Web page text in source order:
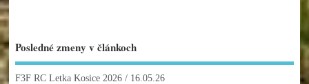
Posledné zmeny v článkoch
F3F RC Letka Kosice 2026/ 16.05.26